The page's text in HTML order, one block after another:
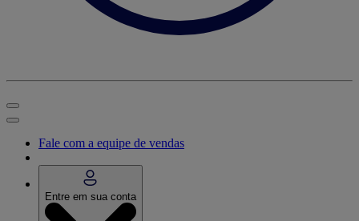
Fale com a equipe de vendas
Entre em sua conta